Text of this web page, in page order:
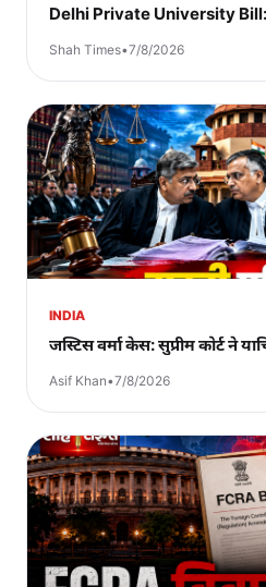
Delhi Private University Bill:
Shah Times•7/8/2026
INDIA
जस्टिस वर्मा केस: सुप्रीम कोर्ट ने
Asif Khan•7/8/2026